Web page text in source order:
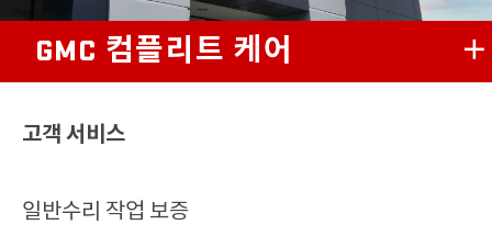
GMC 컴플리트 케어
GMC 플러스 케어
고객 서비스
일반수리 작업 보증